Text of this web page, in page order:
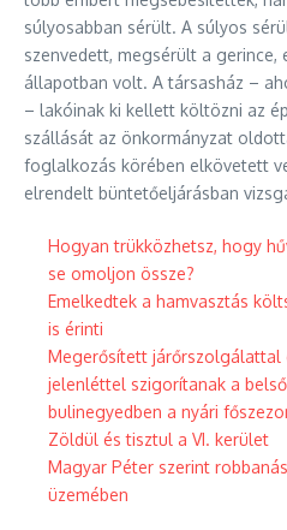
súlyosabban sérült. A súlyos
szenvedett, megsérült a gerince,
állapotban volt. A társasház –
– lakóinak ki kellett költözni az
szállását az önkormányzat
foglalkozás körében elkövetett
elrendelt büntetőeljárásban
Hogyan trükközhetsz, hogy
se omoljon össze?
Emelkedtek a hamvasztás
is érinti
Megerősített
jelenléttel szigorítanak a
bulinegyedben a nyári
Zöldül és tisztul a VI. kerület
Magyar Péter szerint
üzemében